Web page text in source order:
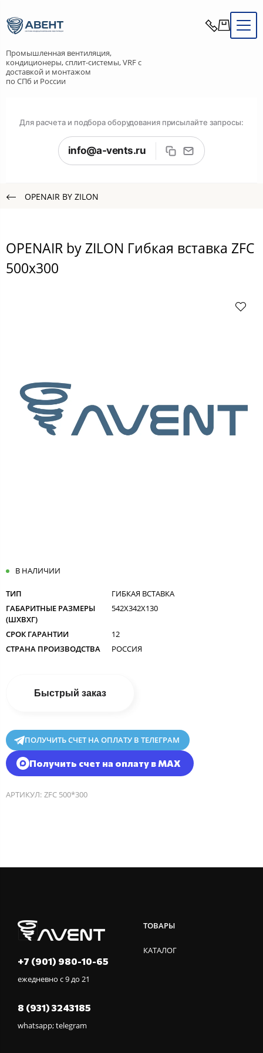
Промышленная вентиляция,
кондиционеры, сплит-системы, VRF с
доставкой и монтажом
по СПб и России
Для расчета и подбора оборудования присылайте запросы:
info@a-vents.ru
OPENAIR BY ZILON
OPENAIR by ZILON Гибкая вставка ZFC
500x300
В НАЛИЧИИ
ТИП
ГИБКАЯ ВСТАВКА
ГАБАРИТНЫЕ РАЗМЕРЫ
(ШXВXГ)
542X342X130
СРОК ГАРАНТИИ
12
СТРАНА ПРОИЗВОДСТВА
РОССИЯ
Быстрый заказ
ПОЛУЧИТЬ СЧЕТ НА ОПЛАТУ В ТЕЛЕГРАМ
Получить счет на оплату в MAX
АРТИКУЛ: ZFC 500*300
+7 (901) 980-10-65
ежедневно с 9 до 21
8 (931) 3243185
whatsapp; telegram
ТОВАРЫ
КАТАЛОГ